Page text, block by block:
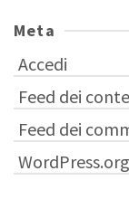
Meta
Accedi
Feed dei
Feed dei
WordPress.org